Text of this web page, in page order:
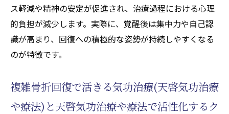
ス軽減や精神の安定が促進され、治療過程における心理
的負担が減少します。実際に、覚醒後は集中力や自己認
識が高まり、回復への積極的な姿勢が持続しやすくなる
のが特徴です。
複雑骨折回復で活きる気功治療(天啓気功治療
や療法)と天啓気功治療や療法で活性化するク